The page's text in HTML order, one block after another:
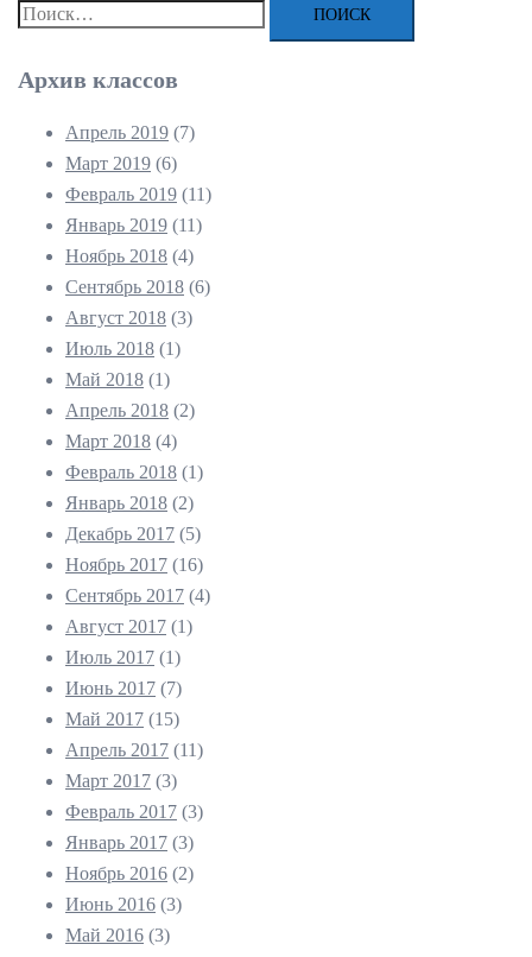
Найти:
Архив классов
Апрель 2019 (7)
Март 2019 (6)
Февраль 2019 (11)
Январь 2019 (11)
Ноябрь 2018 (4)
Сентябрь 2018 (6)
Август 2018 (3)
Июль 2018 (1)
Май 2018 (1)
Апрель 2018 (2)
Март 2018 (4)
Февраль 2018 (1)
Январь 2018 (2)
Декабрь 2017 (5)
Ноябрь 2017 (16)
Сентябрь 2017 (4)
Август 2017 (1)
Июль 2017 (1)
Июнь 2017 (7)
Май 2017 (15)
Апрель 2017 (11)
Март 2017 (3)
Февраль 2017 (3)
Январь 2017 (3)
Ноябрь 2016 (2)
Июнь 2016 (3)
Май 2016 (3)